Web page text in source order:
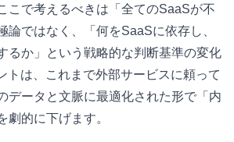
こで考えるべきは「全てのSaaSが不
論ではなく、「何をSaaSに依存し、
るか」という戦略的な判断基準の変化
トは、これまで外部サービスに頼って
データと文脈に最適化された形で「内
劇的に下げます。